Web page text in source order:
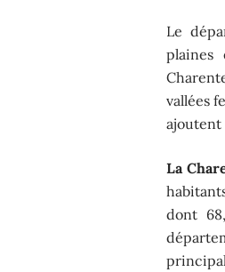
Le
plaines
vallées
ajoutent
La
dont